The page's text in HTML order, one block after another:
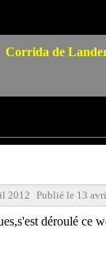
Corrida de
2012 Publié le 13
déroulé ce